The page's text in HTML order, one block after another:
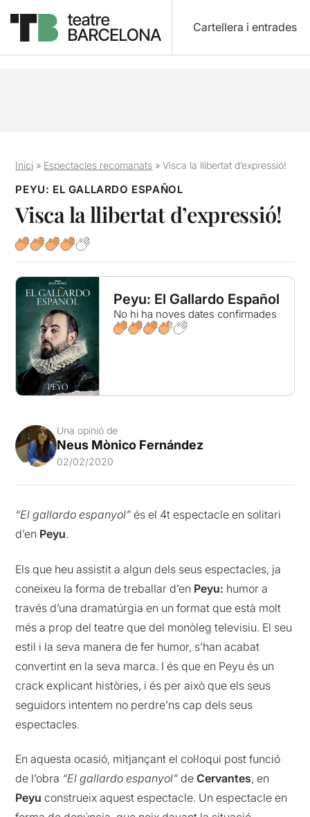
Cartellera i entrades
Inici » Espectacles recomanats »Visca la llibertat d’expressió!
PEYU: EL GALLARDO ESPAÑOL
Visca la llibertat d’expressió!
Peyu: El Gallardo Español
No hi ha noves dates confirmades
Una opinió de
Neus Mònico Fernández
02/02/2020
“El gallardo espanyol” és el 4t espectacle en solitari
d’en Peyu.
Els que heu assistit a algun dels seus espectacles, ja
coneixeu la forma de treballar d’en Peyu: humor a
través d’una dramatúrgia en un format que està molt
més a prop del teatre que del monòleg televisiu. El seu
estil i la seva manera de fer humor, s’han acabat
convertint en la seva marca. I és que en Peyu és un
crack explicant històries, i és per això que els seus
seguidors intentem no perdre’ns cap dels seus
espectacles.
En aquesta ocasió, mitjançant el col·loqui post funció
de l’obra “El gallardo espanyol” deCervantes, en
Peyu construeix aquest espectacle. Un espectacle en